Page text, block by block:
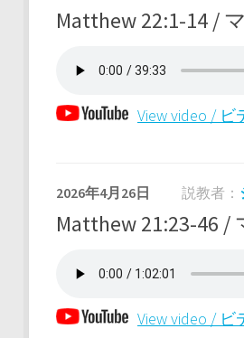
Matthew 22:1-14 /
View video /
2026年4月26日 説教者：
Matthew 21:23-46
View video /